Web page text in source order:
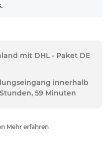
mit DHL - Paket DE
innerhalb
59 Minuten
Mehr erfahren